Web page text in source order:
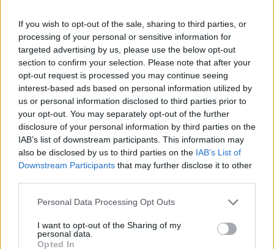
If you wish to opt-out of the sale, sharing to third parties, or
processing of your personal or sensitive information for
targeted advertising by us, please use the below opt-out
section to confirm your selection. Please note that after your
opt-out request is processed you may continue seeing
interest-based ads based on personal information utilized by
us or personal information disclosed to third parties prior to
your opt-out. You may separately opt-out of the further
disclosure of your personal information by third parties on the
IAB’s list of downstream participants. This information may
also be disclosed by us to third parties on the IAB’s List of
Downstream Participants that may further disclose it to other
Please note that this website/app uses one or more Google
not limited to your visit or usage behaviour. You may click to
grant or deny consent to Google and its third-party tags to
Personal Data Processing Opt Outs
I want to opt-out of the Sharing of my
personal data.
Opted In
NEWS ΚΑΝΟΝΤΑΣ ΚΛΙΚ ΕΔΩ